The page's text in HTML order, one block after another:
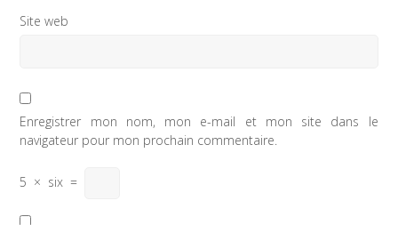
Site web
Enregistrer mon nom, mon e-mail et mon site dans le
navigateur pour mon prochain commentaire.
5 × six =